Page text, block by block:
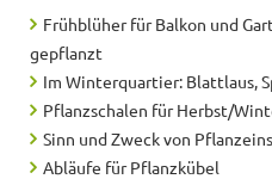
Frühblüher für Balkon und
gepflanzt
Im Winterquartier: Blattlaus,
Pflanzschalen für Herbst/
Sinn und Zweck von
Abläufe für Pflanzkübel